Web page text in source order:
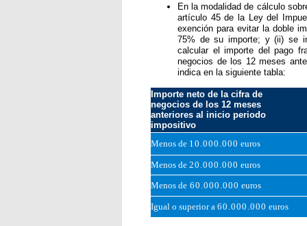
En la modalidad de cálculo
artículo 45 de la Ley del
exención para evitar la doble
75% de su importe; y (ii)se
calcular el importe del pago
negocios de los 12 meses
indica en la siguiente tabla:
Importe neto de la cifra de
negocios de los 12 meses
anteriores al inicio periodo
impositivo
Menos de 10.000.000 euros
Menos de 20.000.000 euros
Menos de 60.000.000 euros
Igual o superior a 60.000.000 euros